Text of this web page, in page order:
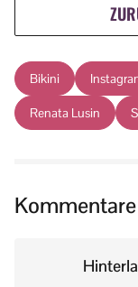
Bikini
Renata Lusin
Kommentare